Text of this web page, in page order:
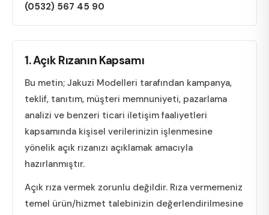
(0532) 567 45 90
1. Açık Rızanın Kapsamı
Bu metin; Jakuzi Modelleri tarafından kampanya,
teklif, tanıtım, müşteri memnuniyeti, pazarlama
analizi ve benzeri ticari iletişim faaliyetleri
kapsamında kişisel verilerinizin işlenmesine
yönelik açık rızanızı açıklamak amacıyla
hazırlanmıştır.
Açık rıza vermek zorunlu değildir. Rıza vermemeniz
temel ürün/hizmet talebinizin değerlendirilmesine